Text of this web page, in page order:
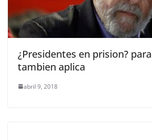
¿Presidentes en prision?
tambien aplica
abril 9, 2018